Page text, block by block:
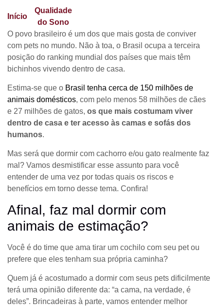
Início
Qualidade
do Sono
O povo brasileiro é um dos que mais gosta de conviver
com pets no mundo. Não à toa, o Brasil ocupa a terceira
posição do ranking mundial dos países que mais têm
bichinhos vivendo dentro de casa.
Estima-se que o Brasil tenha cerca de 150 milhões de
animais domésticos, com pelo menos 58 milhões de cães
e 27 milhões de gatos, os que mais costumam viver
dentro de casa e ter acesso às camas e sofás dos
humanos.
Mas será que dormir com cachorro e/ou gato realmente faz
mal? Vamos desmistificar esse assunto para você
entender de uma vez por todas quais os riscos e
benefícios em torno desse tema. Confira!
Afinal, faz mal dormir com
animais de estimação?
Você é do time que ama tirar um cochilo com seu pet ou
prefere que eles tenham sua própria caminha?
Quem já é acostumado a dormir com seus pets dificilmente
terá uma opinião diferente da: “a cama, na verdade, é
deles”. Brincadeiras à parte, vamos entender melhor